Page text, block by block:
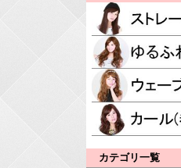
カテゴリ一覧